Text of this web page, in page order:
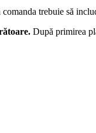
trebuie să
După primirea